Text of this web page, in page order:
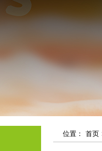
位置： 首页